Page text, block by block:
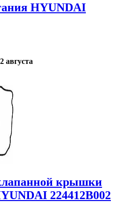
HYUNDAI
августа
крышки
224412B002